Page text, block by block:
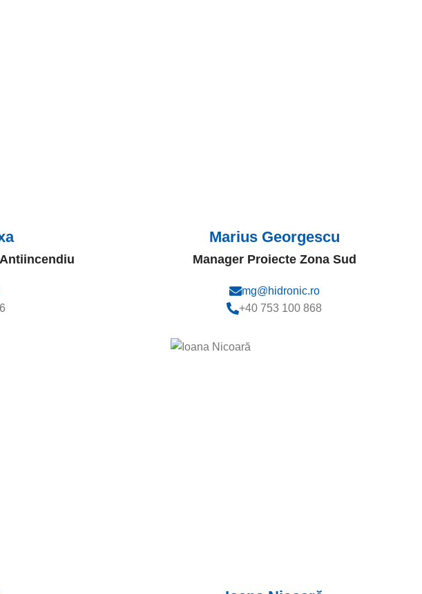
Marius Georgescu
Manager Proiecte Zona Sud
mg@hidronic.ro
+40 753 100 868